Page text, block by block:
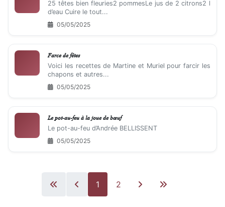
25 têtes bien fleuries2 pommesLe jus de 2 citrons2 l
d’eau Cuire le tout...
05/05/2025
Farce de fêtes
Voici les recettes de Martine et Muriel pour farcir les
chapons et autres...
05/05/2025
Le pot-au-feu à la joue de bœuf
Le pot-au-feu d’Andrée BELLISSENT
05/05/2025
1 2